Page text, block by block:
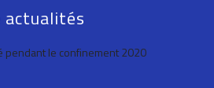
actualités
pendant le confinement 2020